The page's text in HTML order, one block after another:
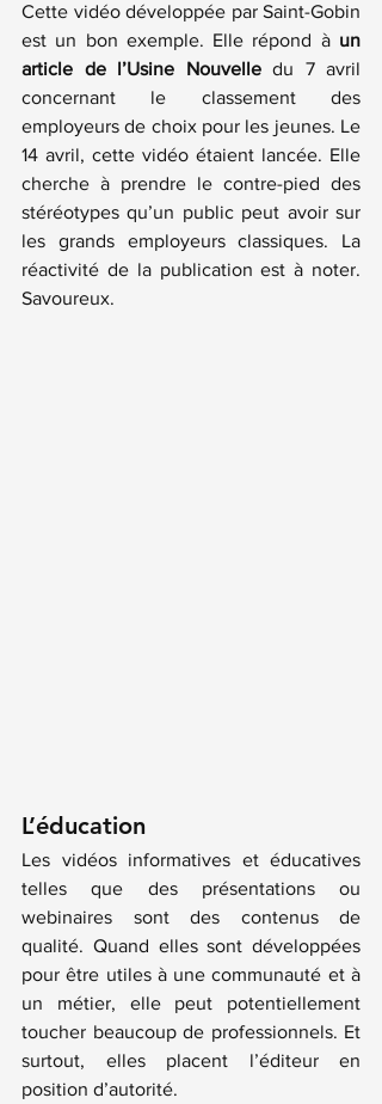
Cette vidéo développée par Saint-Gobin
est un bon exemple. Elle répond à un
article de l’Usine Nouvelle du 7 avril
concernant le classement des
employeurs de choix pour les jeunes. Le
14 avril, cette vidéo étaient lancée. Elle
cherche à prendre le contre-pied des
stéréotypes qu’un public peut avoir sur
les grands employeurs classiques. La
réactivité de la publication est à noter.
Savoureux.
L’éducation
Les vidéos informatives et éducatives
telles que des présentations ou
webinaires sont des contenus de
qualité. Quand elles sont développées
pour être utiles à une communauté et à
un métier, elle peut potentiellement
toucher beaucoup de professionnels. Et
surtout, elles placent l’éditeur en
position d’autorité.